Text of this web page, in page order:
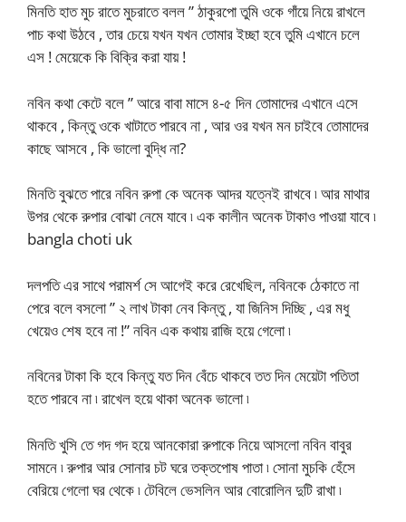
মিনতি হাত মুচ রাতে মুচরাতে বলল ” ঠাকুরপো তুমি ওকে গাঁয়ে নিয়ে রাখলে
পাচ কথা উঠবে , তার চেয়ে যখন যখন তোমার ইচ্ছা হবে তুমি এখানে চলে
এস ! মেয়েকে কি বিক্রি করা যায় !
নবিন কথা কেটে বলে ” আরে বাবা মাসে ৪-৫ দিন তোমাদের এখানে এসে
থাকবে , কিন্তু ওকে খাটাতে পারবে না , আর ওর যখন মন চাইবে তোমাদের
কাছে আসবে , কি ভালো বুদ্ধি না?
মিনতি বুঝতে পারে নবিন রুপা কে অনেক আদর যত্নেই রাখবে ৷ আর মাথার
উপর থেকে রুপার বোঝা নেমে যাবে ৷ এক কালীন অনেক টাকাও পাওয়া যাবে ৷
bangla choti uk
দলপতি এর সাথে পরামর্শ সে আগেই করে রেখেছিল, নবিনকে ঠেকাতে না
পেরে বলে বসলো ” ২ লাখ টাকা নেব কিন্তু , যা জিনিস দিচ্ছি , এর মধু
খেয়েও শেষ হবে না !” নবিন এক কথায় রাজি হয়ে গেলো ৷
নবিনের টাকা কি হবে কিন্তু যত দিন বেঁচে থাকবে তত দিন মেয়েটা পতিতা
হতে পারবে না ৷ রাখেল হয়ে থাকা অনেক ভালো ৷
মিনতি খুসি তে গদ গদ হয়ে আনকোরা রুপাকে নিয়ে আসলো নবিন বাবুর
সামনে ৷ রুপার আর সোনার চট ঘরে তক্তপোষ পাতা ৷ সোনা মুচকি হেঁসে
বেরিয়ে গেলো ঘর থেকে ৷ টেবিলে ভেসলিন আর বোরোলিন দুটি রাখা ৷